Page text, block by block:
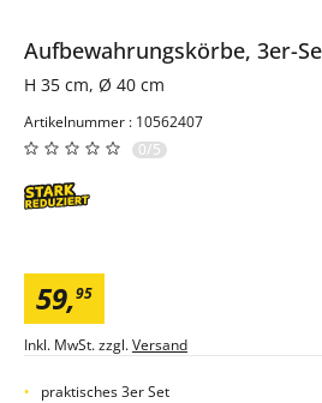
Aufbewahrungskörbe, 3er-
H 35 cm, Ø 40 cm
Artikelnummer : 10562407
0/5
59,95
Inkl. MwSt. zzgl.Versand
praktisches 3er Set